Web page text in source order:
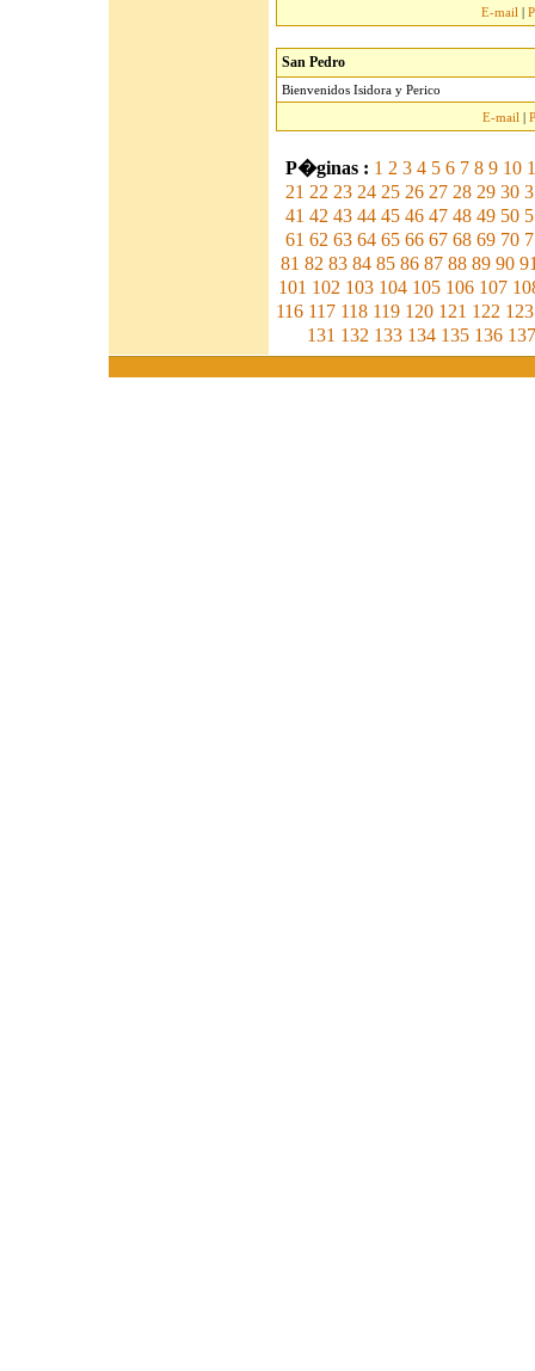
E-mail |
San Pedro
Bienvenidos Isidora y Perico
E-mail |
P�ginas : 1 2 3 4 5 6 7 8 9 10
21 22 23 24 25 26 27 28 29 30
41 42 43 44 45 46 47 48 49 50
61 62 63 64 65 66 67 68 69 70
81 82 83 84 85 86 87 88 89 90
101 102 103 104 105 106 107
116 117 118 119 120 121 122 123
131 132 133 134 135 136 137